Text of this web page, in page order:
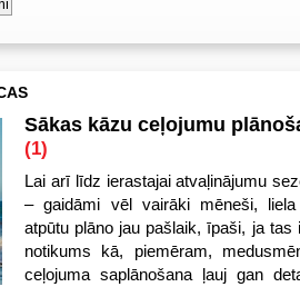
Sākas kāzu ceļojumu
(1)
Lai arī līdz ierastajai atvaļinājumu
– gaidāmi vēl vairāki mēneši,
atpūtu plāno jau pašlaik, īpaši, ja
notikums kā, piemēram,
ceļojuma saplānošana ļauj gan